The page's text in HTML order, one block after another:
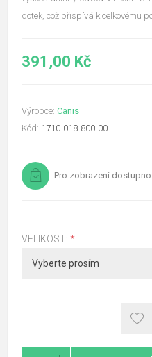
dotek, což přispívá k celkovému
391,00 Kč
Výrobce: Canis
Kód: 1710-018-800-00
Pro zobrazení
VELIKOST: *